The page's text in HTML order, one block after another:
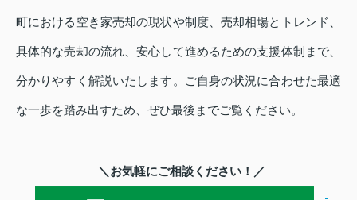
町における空き家売却の現状や制度、売却相場とトレンド、
具体的な売却の流れ、安心して進めるための支援体制まで、
分かりやすく解説いたします。ご自身の状況に合わせた最適
な一歩を踏み出すため、ぜひ最後までご覧ください。
＼お気軽にご相談ください！／